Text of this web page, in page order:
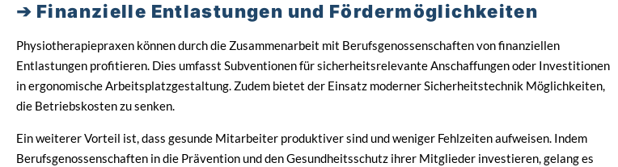
Finanzielle Entlastungen und Fördermöglichkeiten
Physiotherapiepraxen können durch die Zusammenarbeit mit Berufsgenossenschaften von finanziellen
Entlastungen profitieren. Dies umfasst Subventionen für sicherheitsrelevante Anschaffungen oder Investitionen
in ergonomische Arbeitsplatzgestaltung. Zudem bietet der Einsatz moderner Sicherheitstechnik Möglichkeiten,
die Betriebskosten zu senken.
Ein weiterer Vorteil ist, dass gesunde Mitarbeiter produktiver sind und weniger Fehlzeiten aufweisen. Indem
Berufsgenossenschaften in die Prävention und den Gesundheitsschutz ihrer Mitglieder investieren, gelang es